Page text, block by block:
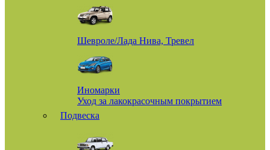
Шевроле/Лада Нива, Тревел
Иномарки
Уход за лакокрасочным покрытием
Подвеска